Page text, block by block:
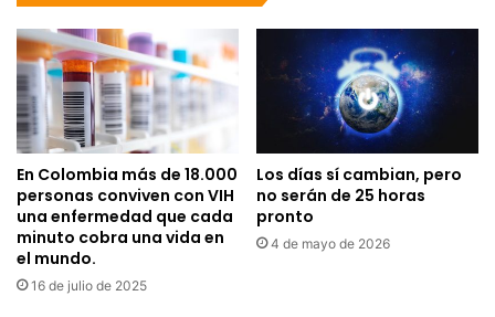
En Colombia más de 18.000
personas conviven con VIH
una enfermedad que cada
minuto cobra una vida en
el mundo.
16 de julio de 2025
Los días sí cambian, pero
no serán de 25 horas
pronto
4 de mayo de 2026